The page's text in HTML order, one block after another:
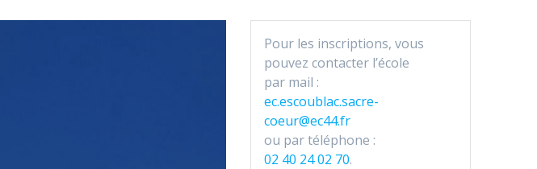
Pour les inscriptions, vous
pouvez contacter l’école
par mail :
ec.escoublac.sacre-
coeur@ec44.fr
ou par téléphone :
02 40 24 02 70.